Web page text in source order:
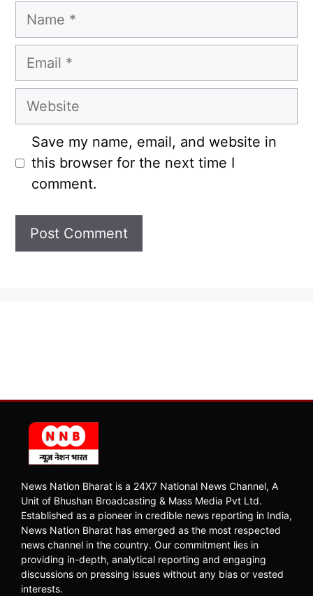
Name
Email
Website
Save my name, email, and website in
this browser for the next time I
comment.
News Nation Bharat is a 24X7 National News Channel, A
Unit of Bhushan Broadcasting & Mass Media Pvt Ltd.
Established as a pioneer in credible news reporting in India,
News Nation Bharat has emerged as the most respected
news channel in the country. Our commitment lies in
providing in-depth, analytical reporting and engaging
discussions on pressing issues without any bias or vested
interests.